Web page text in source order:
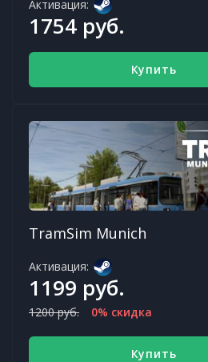
Активация:
1754 руб.
Купить
TramSim Munich
Активация:
1199 руб.
1200 руб. 0% скидка
Купить